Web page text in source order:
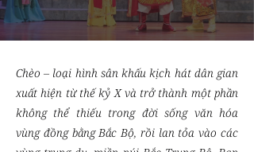
Chèo – loại hình sân khấu kịch hát dân gian
xuất hiện từ thế kỷ X và trở thành một phần
không thể thiếu trong đời sống văn hóa
vùng đồng bằng Bắc Bộ, rồi lan tỏa vào các